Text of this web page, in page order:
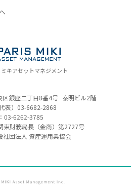
キアセットマネジメント
区銀座二丁目8番4号 泰明ビル2階
表） 03-6682-2868
03-6262-3785
財務局長（金商） 第2727号
社団法人 資産運用業協会